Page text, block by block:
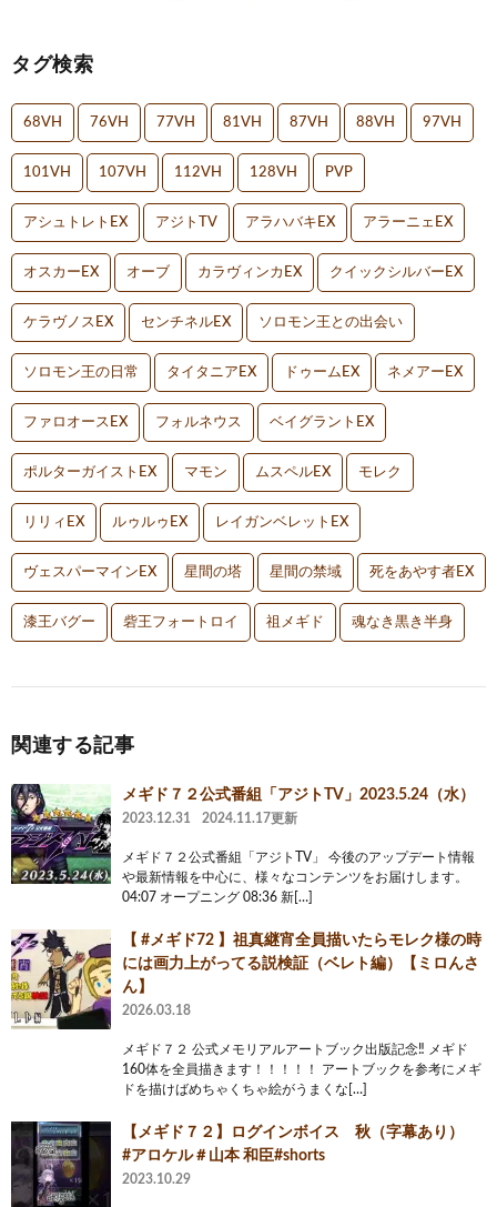
タグ検索
68VH 76VH 77VH 81VH 87VH 88VH 97VH
101VH 107VH 112VH 128VH PVP
アシュトレトEX アジトTV アラハバキEX アラーニェEX
オスカーEX オーブ カラヴィンカEX クイックシルバーEX
ケラヴノスEX センチネルEX ソロモン王との出会い
ソロモン王の日常 タイタニアEX ドゥームEX ネメアーEX
ファロオースEX フォルネウス ベイグラントEX
ポルターガイストEX マモン ムスペルEX モレク
リリィEX ルゥルゥEX レイガンベレットEX
ヴェスパーマインEX 星間の塔 星間の禁域 死をあやす者EX
漆王バグー 砦王フォートロイ 祖メギド 魂なき黒き半身
関連する記事
メギド７２公式番組「アジトTV」2023.5.24（水）
2023.12.31 2024.11.17更新
メギド７２公式番組「アジトTV」 今後のアップデート情報
や最新情報を中心に、様々なコンテンツをお届けします。
04:07 オープニング 08:36 新[…]
【 #メギド72 】祖真継宵全員描いたらモレク様の時
には画力上がってる説検証（ベレト編）【ミロんさ
ん】
2026.03.18
メギド７２ 公式メモリアルアートブック出版記念‼️ メギド
160体を全員描きます！！！！！ アートブックを参考にメギ
ドを描けばめちゃくちゃ絵がうまくな[…]
【メギド７２】ログインボイス 秋（字幕あり）
#アロケル＃山本 和臣#shorts
2023.10.29